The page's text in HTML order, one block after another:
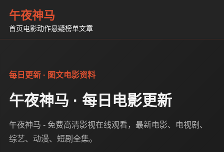
午夜神马
首页电影动作悬疑榜单文章
每日更新 · 图文电影资料
午夜神马 · 每日电影更新
午夜神马 - 免费高清影视在线观看，最新电影、电视剧、
综艺、动漫、短剧全集。